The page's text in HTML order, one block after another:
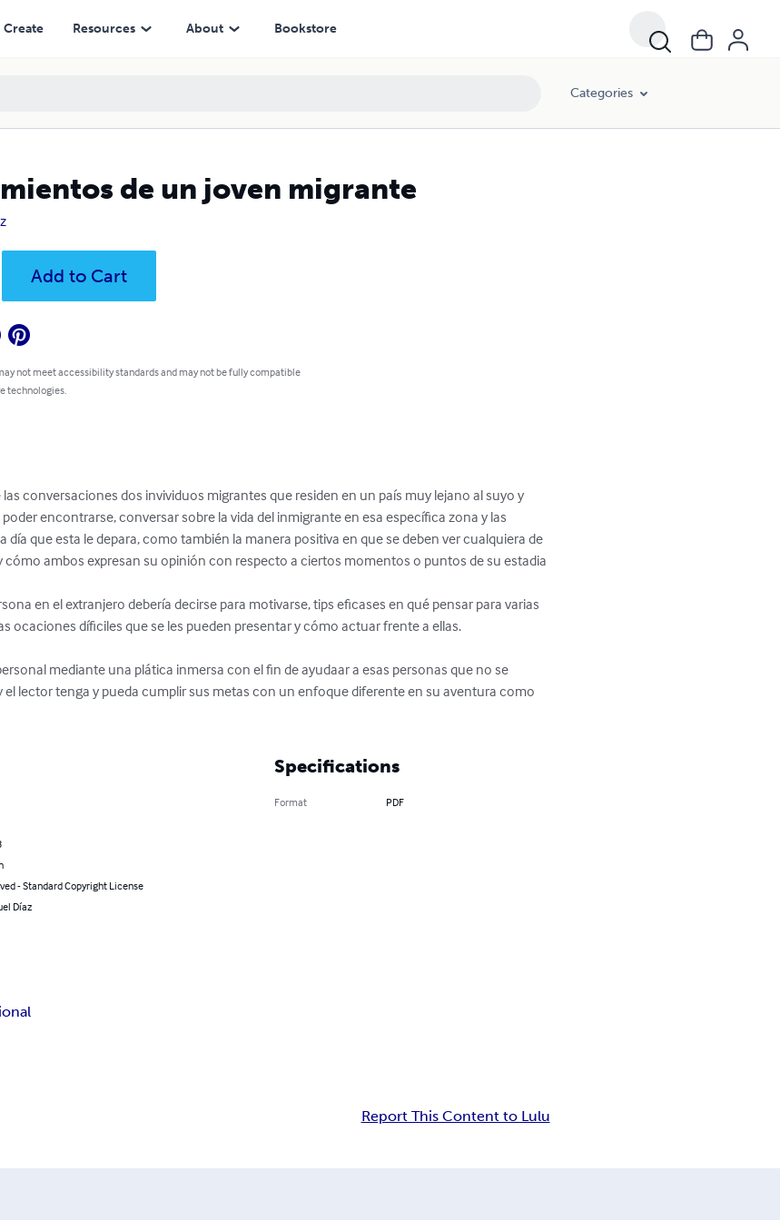
Create Resources About Bookstore
Categories
de un joven migrante
Add to Cart
not meet accessibility standards and may not be fully compatible
technologies.
conversaciones dos invividuos migrantes que residen en un país muy lejano al suyo y
encontrarse, conversar sobre la vida del inmigrante en esa específica zona y las
día que esta le depara, como también la manera positiva en que se deben ver cualquiera de
cómo ambos expresan su opinión con respecto a ciertos momentos o puntos de su estadia
en el extranjero debería decirse para motivarse, tips eficases en qué pensar para varias
ocaciones díficiles que se les pueden presentar y cómo actuar frente a ellas.
mediante una plática inmersa con el fin de ayudaar a esas personas que no se
lector tenga y pueda cumplir sus metas con un enfoque diferente en su aventura como
- Standard Copyright License
Díaz
Specifications
Format PDF
Report This Content to Lulu